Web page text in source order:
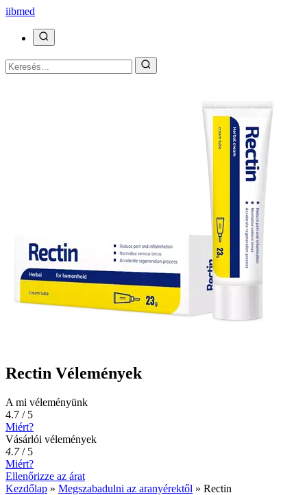
iibmed
Rectin Vélemények
A mi véleményünk
4.7 / 5
Miért?
Vásárlói vélemények
4.7/ 5
Miért?
Ellenőrizze az árat
Kezdőlap » Megszabadulni az aranyérektől » Rectin